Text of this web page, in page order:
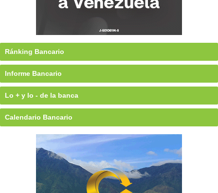
Ránking Bancario
Informe Bancario
Lo + y lo - de la banca
Calendario Bancario